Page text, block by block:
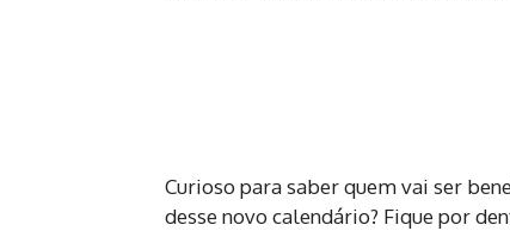
Curioso para saber quem vai ser
desse novo calendário? Fique por